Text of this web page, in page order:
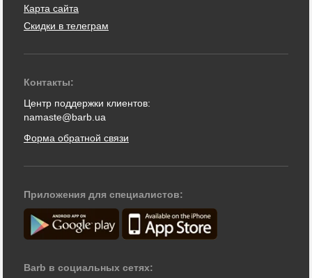
Карта сайта
Скидки в телеграм
Контакты:
Центр поддержки клиентов:
namaste@barb.ua
Форма обратной связи
Приложения для специалистов:
Barb в социальных сетях: